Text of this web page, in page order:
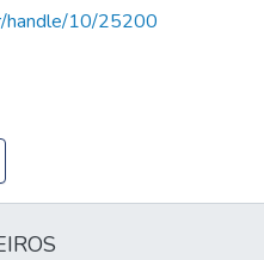
handle/10/25200